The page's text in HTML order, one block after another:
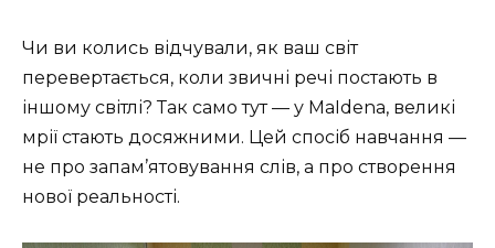
Чи ви колись відчували, як ваш світ
перевертається, коли звичні речі постають в
іншому світлі? Так само тут — у MaIdena, великі
мрії стають досяжними. Цей спосіб навчання —
не про запам’ятовування слів, а про створення
нової реальності.